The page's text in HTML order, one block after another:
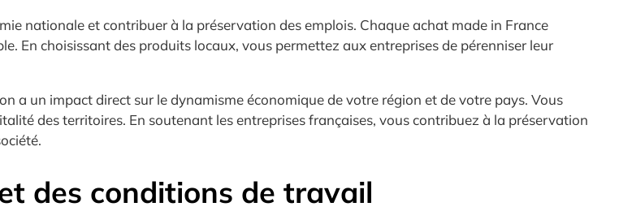
nationale et contribuer à la préservation des emplois. Chaque achat made in France
En choisissant des produits locaux, vous permettez aux entreprises de pérenniser leur
a un impact direct sur le dynamisme économique de votre région et de votre pays. Vous
des territoires. En soutenant les entreprises françaises, vous contribuez à la préservation
des conditions de travail